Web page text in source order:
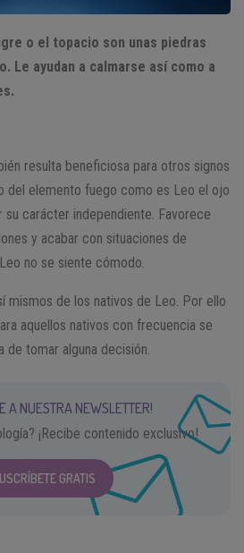
o el topacio son unas piedras
Le ayudan a calmarse así como a
resulta beneficiosa para otros signos
del elemento fuego como es Leo el ojo
su carácter independiente. Favorece
y acabar con situaciones de
no se siente cómodo.
mismos de los nativos de Leo. Por ello
aquellos nativos con frecuencia se
de tomar alguna decisión.
A NUESTRA NEWSLETTER!
¡Recibe contenido exclusivo!
GRATIS